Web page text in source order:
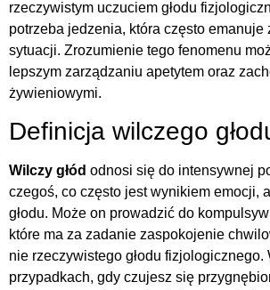
rzeczywistym uczuciem głodu
potrzeba jedzenia, która często emanuje
sytuacji. Zrozumienie tego fenomenu
lepszym zarządzaniu apetytem oraz
żywieniowymi.
Definicja wilczego
Wilczy głód odnosi się do intensywnej
czegoś, co często jest wynikiem emocji,
głodu. Może on prowadzić do
które ma za zadanie zaspokojenie
nie rzeczywistego głodu fizjologicznego.
przypadkach, gdy czujesz się